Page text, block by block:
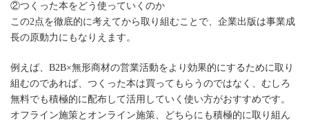
②つくった本をどう使っていくのか
この2点を徹底的に考えてから取り組むことで、企業出版は事業成
長の原動力にもなりえます。
例えば、B2B×無形商材の営業活動をより効果的にするために取り
組むのであれば、つくった本は買ってもらうのではなく、むしろ
無料でも積極的に配布して活用していく使い方がおすすめです。
オフライン施策とオンライン施策、どちらにも積極的に取り組ん